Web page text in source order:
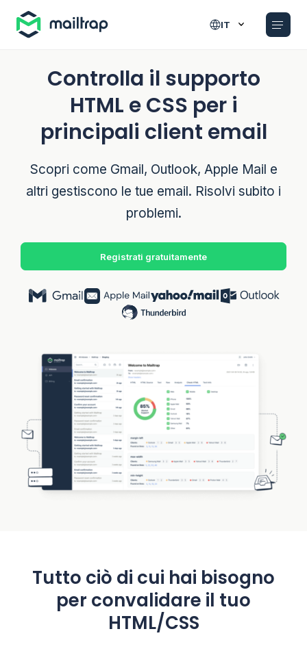
IT
Controlla il supporto
HTML e CSS per i
principali client email
Scopri come Gmail, Outlook, Apple Mail e
altri gestiscono le tue email. Risolvi subito i
problemi.
Registrati gratuitamente
Tutto ciò di cui hai bisogno
per convalidare il tuo
HTML/CSS